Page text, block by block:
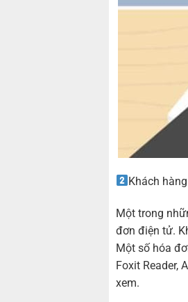
Khách
Một trong
đơn điện tử.
Một số hóa
Foxit Reader,
xem.